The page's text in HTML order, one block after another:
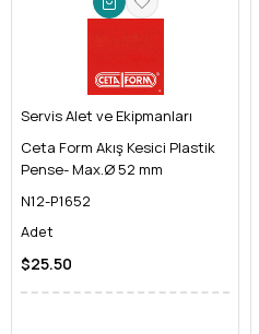
Servis Alet ve Ekipmanları
Ceta Form Akış Kesici Plastik
Pense- Max.Ø 52 mm
N12-P1652
Adet
$25.50